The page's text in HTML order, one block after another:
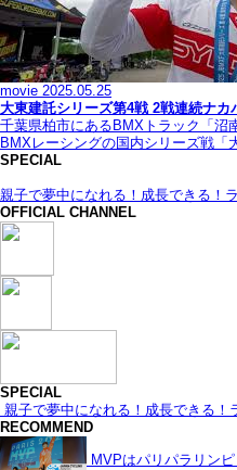
movie 2025.05.25
大東建託シリーズ第4戦 2戦連続ナ
千葉県柏市にあるBMXトラック「沼
BMXレーシングの国内シリーズ戦「
SPECIAL
親子で夢中になれる！成長できる！
OFFICIAL CHANNEL
SPECIAL
親子で夢中になれる！成長できる！
RECOMMEND
MVPはパリパラリン